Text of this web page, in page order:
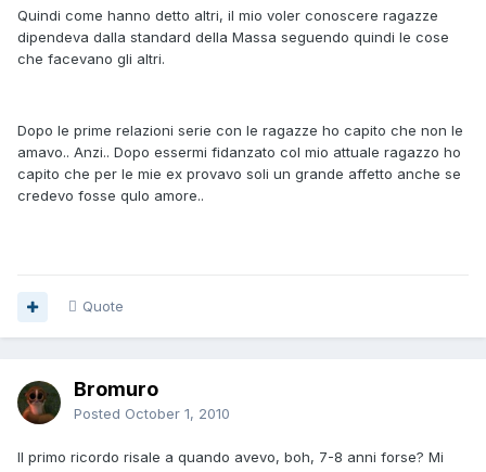
Quindi come hanno detto altri, il mio voler conoscere ragazze
dipendeva dalla standard della Massa seguendo quindi le cose
che facevano gli altri.
Dopo le prime relazioni serie con le ragazze ho capito che non le
amavo.. Anzi.. Dopo essermi fidanzato col mio attuale ragazzo ho
capito che per le mie ex provavo soli un grande affetto anche se
credevo fosse qulo amore..
Quote
Bromuro
Posted October 1, 2010
Il primo ricordo risale a quando avevo, boh, 7-8 anni forse? Mi